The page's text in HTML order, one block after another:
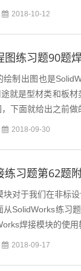
2018-10-12
练习题90题
绘制出图也是
就是型材类和板
下面就给出之前
2018-09-30
习题第62题
对于我们在非标设
从SolidWorks练习
焊接模块的使
2018-09-17